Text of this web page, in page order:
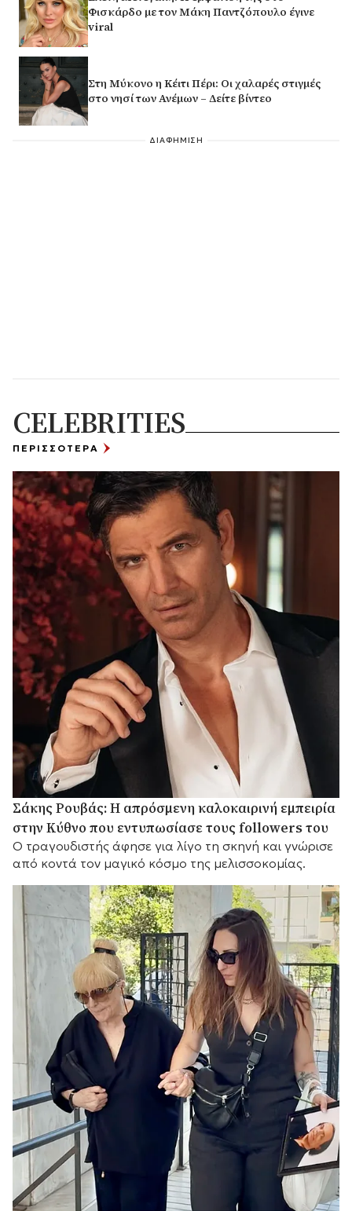
Φισκάρδο με τον Μάκη Παντζόπουλο έγινε
viral
Στη Μύκονο η Κέιτι Πέρι: Οι χαλαρές στιγμές
στο νησί των Ανέμων – Δείτε βίντεο
ΔΙΑΦΗΜΙΣΗ
CELEBRITIES
ΠΕΡΙΣΣΟΤΕΡΑ
Σάκης Ρουβάς: Η απρόσμενη καλοκαιρινή εμπειρία
στην Κύθνο που εντυπωσίασε τους followers του
Ο τραγουδιστής άφησε για λίγο τη σκηνή και γνώρισε
από κοντά τον μαγικό κόσμο της μελισσοκομίας.